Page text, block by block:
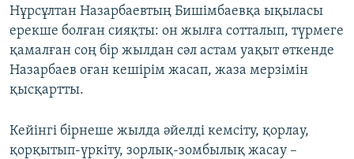
Нұрсұлтан Назарбаевтың Бишімбаевқа ықыласы
ерекше болған сияқты: он жылға сотталып, түрмеге
қамалған соң бір жылдан сәл астам уақыт өткенде
Назарбаев оған кешірім жасап, жаза мерзімін
қысқартты.
Кейінгі бірнеше жылда әйелді кемсіту, қорлау,
қорқытып-үркіту, зорлық-зомбылық жасау –